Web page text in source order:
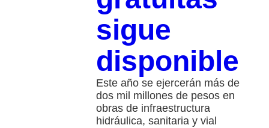
sigue
disponible
Este año se ejercerán más de
dos mil millones de pesos en
obras de infraestructura
hidráulica, sanitaria y vial